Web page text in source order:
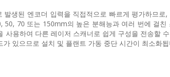
발생된 엔코더 입력을 직접적으로 빠르게 평가하므
50, 70 또는 150mm의 높은 분해능과 여러 번에 걸
사용하여 다른 레이저 스캐너로 쉽게 구성을 전송할
있으므로 설치 및 플랜트 가동 중단 시간이 최소화됩